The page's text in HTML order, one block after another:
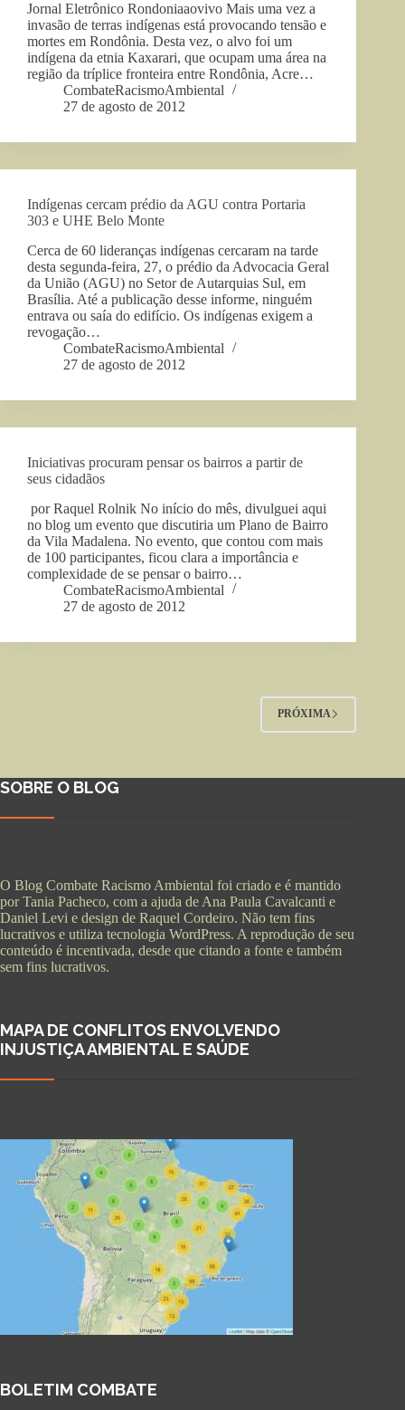
Jornal Eletrônico Rondoniaaovivo Mais uma vez a
invasão de terras indígenas está provocando tensão e
mortes em Rondônia. Desta vez, o alvo foi um
indígena da etnia Kaxarari, que ocupam uma área na
região da tríplice fronteira entre Rondônia, Acre…
CombateRacismoAmbiental
27 de agosto de 2012
Indígenas cercam prédio da AGU contra Portaria
303 e UHE Belo Monte
Cerca de 60 lideranças indígenas cercaram na tarde
desta segunda-feira, 27, o prédio da Advocacia Geral
da União (AGU) no Setor de Autarquias Sul, em
Brasília. Até a publicação desse informe, ninguém
entrava ou saía do edifício. Os indígenas exigem a
revogação…
CombateRacismoAmbiental
27 de agosto de 2012
Iniciativas procuram pensar os bairros a partir de
seus cidadãos
por Raquel Rolnik No início do mês, divulguei aqui
no blog um evento que discutiria um Plano de Bairro
da Vila Madalena. No evento, que contou com mais
de 100 participantes, ficou clara a importância e
complexidade de se pensar o bairro…
CombateRacismoAmbiental
27 de agosto de 2012
PRÓXIMA
SOBRE O BLOG
O Blog Combate Racismo Ambiental foi criado e é mantido
por Tania Pacheco, com a ajuda de Ana Paula Cavalcanti e
Daniel Levi e design de Raquel Cordeiro. Não tem fins
lucrativos e utiliza tecnologia WordPress. A reprodução de seu
conteúdo é incentivada, desde que citando a fonte e também
sem fins lucrativos.
MAPA DE CONFLITOS ENVOLVENDO
INJUSTIÇA AMBIENTAL E SAÚDE
BOLETIM COMBATE